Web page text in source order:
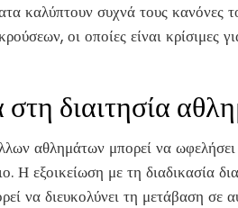
καλύπτουν συχνά τους κανόνες
οι οποίες είναι κρίσιμες
διαιτησία
αθλημάτων μπορεί να
Η εξοικείωση με τη διαδικασία
να διευκολύνει τη μετάβαση σε